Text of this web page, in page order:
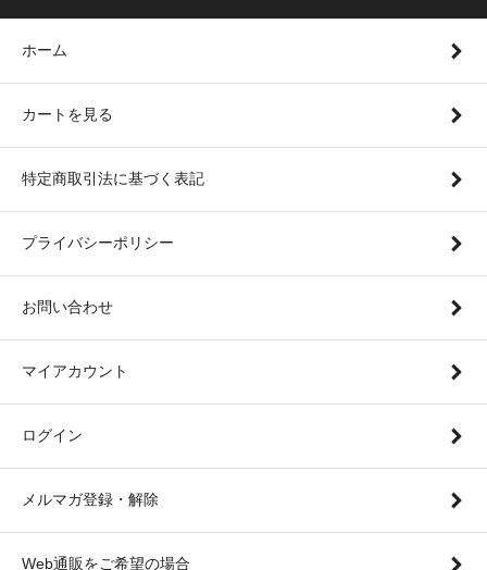
ホーム
カートを見る
特定商取引法に基づく表記
プライバシーポリシー
お問い合わせ
マイアカウント
ログイン
メルマガ登録・解除
Web通販をご希望の場合